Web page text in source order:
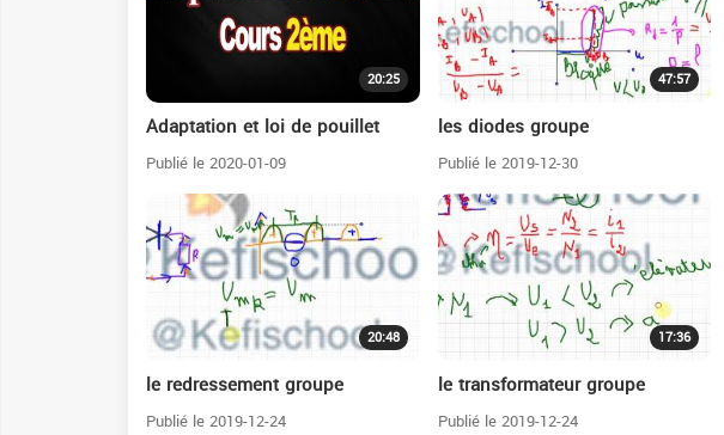
20:25
Adaptation et loi de pouillet
Publié le 2020-01-09
47:57
les diodes groupe
Publié le 2019-12-30
20:48
le redressement groupe
Publié le 2019-12-24
17:36
le transformateur groupe
Publié le 2019-12-24